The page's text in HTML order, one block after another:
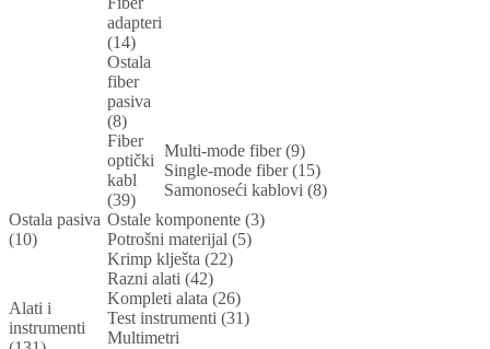
adapteri
(14)
Ostala
fiber
pasiva
(8)
Fiber
optički
kabl
(39)
Multi-mode fiber (9)
Single-mode fiber (15)
Samonoseći kablovi (8)
Ostala pasiva
(10)
Ostale komponente (3)
Potrošni materijal (5)
Alati i
instrumenti
Krimp klješta (22)
Razni alati (42)
Kompleti alata (26)
Test instrumenti (31)
Multimetri